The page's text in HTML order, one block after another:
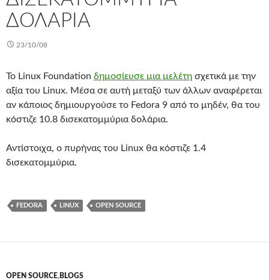
ΔΟΛΆΡΙΑ
23/10/08
Το Linux Foundation δημοσίευσε μια μελέτη σχετικά με την
αξία του Linux. Μέσα σε αυτή μεταξύ των άλλων αναφέρεται
αν κάποιος δημιουργούσε το Fedora 9 από το μηδέν, θα του
κόστιζε 10.8 δισεκατομμύρια δολάρια.
Αντίστοιχα, ο πυρήνας του Linux θα κόστιζε 1.4
δισεκατομμύρια.
FEDORA LINUX OPEN SOURCE
OPEN SOURCE,ΒLOGS